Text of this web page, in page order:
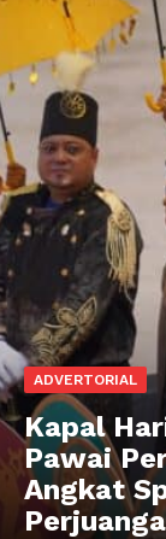
ADVERTORIAL
Kapal
Pawai
Angkat